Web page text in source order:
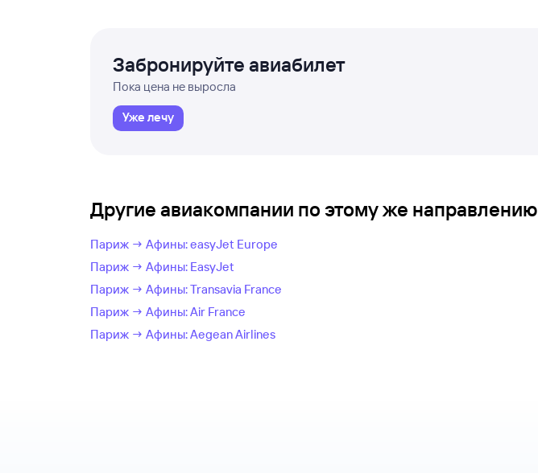
Забронируйте авиабилет
Пока цена не выросла
Уже лечу
Другие авиакомпании по этому же направлению
Париж → Афины: easyJet Europe
Париж → Афины: EasyJet
Париж → Афины: Transavia France
Париж → Афины: Air France
Париж → Афины: Aegean Airlines